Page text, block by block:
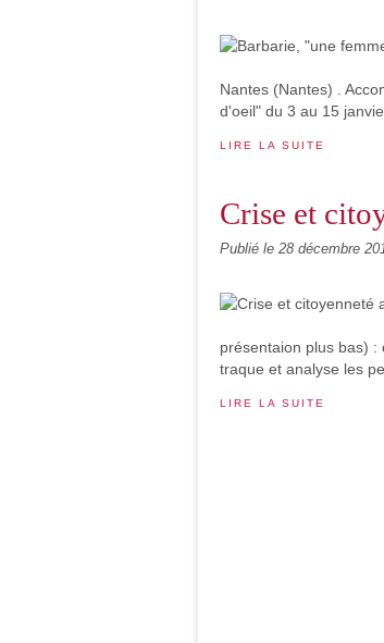
Nantes (Nantes) .
d'oeil" du 3 au 15
LIRE LA SUITE
Crise et
Publié le 28 décembre
présentaion plus bas)
traque et analyse les
LIRE LA SUITE